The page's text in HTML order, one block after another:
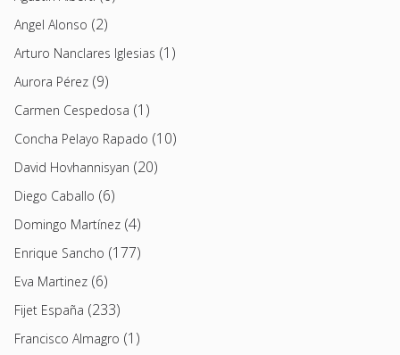
Angel Alonso (2)
Arturo Nanclares Iglesias (1)
Aurora Pérez (9)
Carmen Cespedosa (1)
Concha Pelayo Rapado (10)
David Hovhannisyan (20)
Diego Caballo (6)
Domingo Martínez (4)
Enrique Sancho (177)
Eva Martinez (6)
Fijet España (233)
Francisco Almagro (1)